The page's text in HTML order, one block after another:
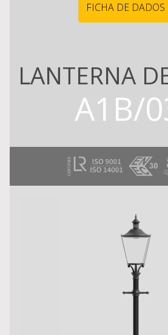
FICHA DE DADOS
LANTERNA
A1B/